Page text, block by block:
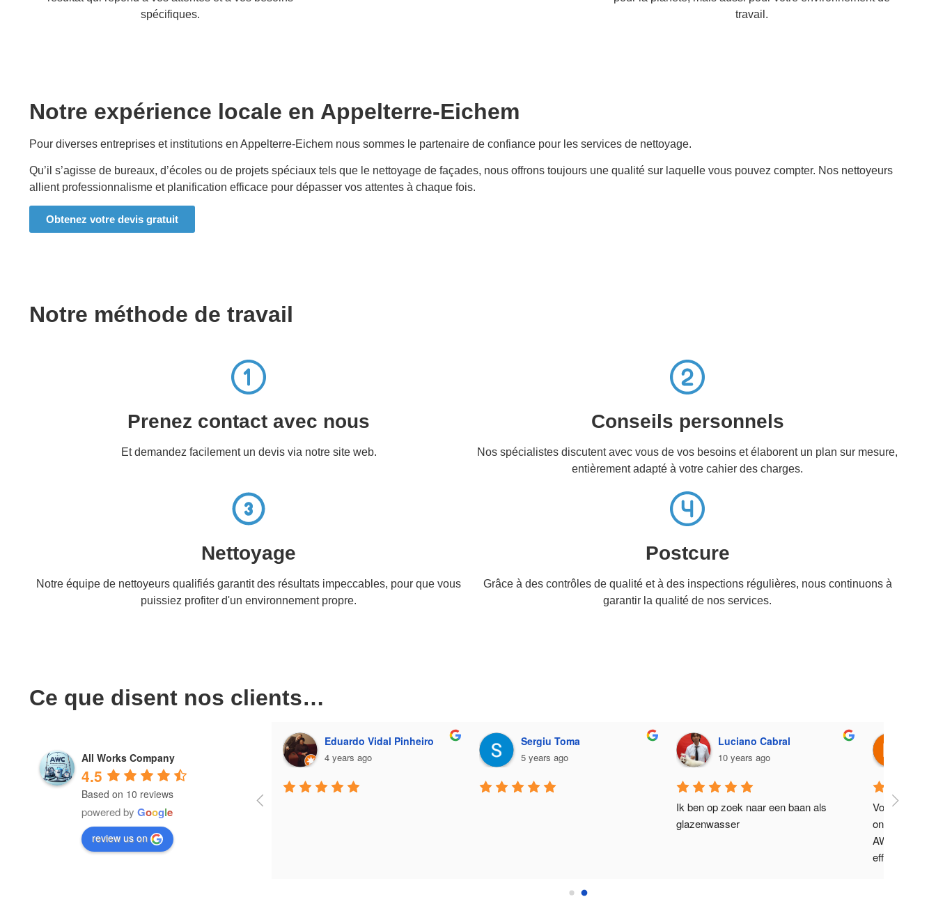
spécifiques.
travail.
Notre expérience locale en Appelterre-Eichem
Pour diverses entreprises et institutions en Appelterre-Eichem nous sommes le partenaire de confiance pour les services de nettoyage.
Qu’il s’agisse de bureaux, d’écoles ou de projets spéciaux tels que le nettoyage de façades, nous offrons toujours une qualité sur laquelle vous pouvez compter. Nos nettoyeurs
allient professionnalisme et planification efficace pour dépasser vos attentes à chaque fois.
Obtenez votre devis gratuit
Notre méthode de travail
Prenez contact avec nous
Et demandez facilement un devis via notre site web.
Conseils personnels
Nos spécialistes discutent avec vous de vos besoins et élaborent un plan sur mesure,
entièrement adapté à votre cahier des charges.
Nettoyage
Notre équipe de nettoyeurs qualifiés garantit des résultats impeccables, pour que vous
puissiez profiter d'un environnement propre.
Postcure
Grâce à des contrôles de qualité et à des inspections régulières, nous continuons à
garantir la qualité de nos services.
Ce que disent nos clients…
All Works Company
4.5
Based on 10 reviews
powered by Google
review us on
4 years ago
Eduardo Vidal Pinheiro
4 years ago
Sergiu Toma
5 years ago
Luciano Cabral
10 years ago
Ik ben op zoek naar een baan als
glazenwasser
Voor het
onze
AWC. Ze
efficiënte